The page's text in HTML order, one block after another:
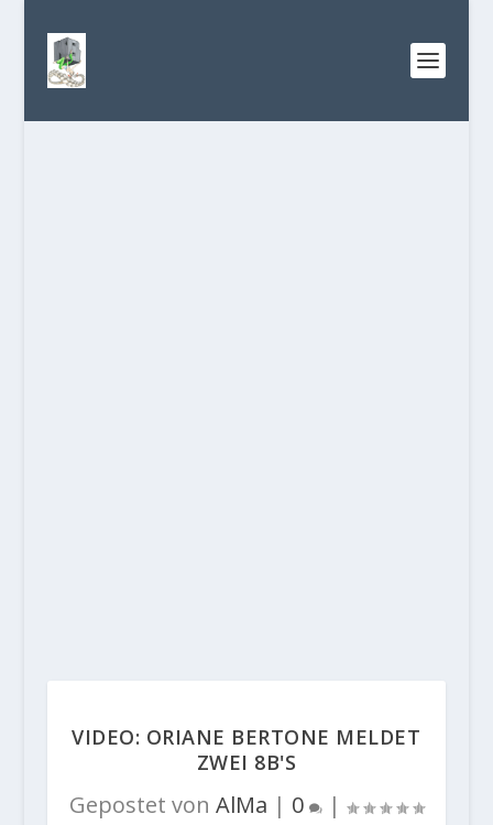
VIDEO: ORIANE BERTONE MELDET
ZWEI 8B'S
Gepostet von AlMa | 0 |